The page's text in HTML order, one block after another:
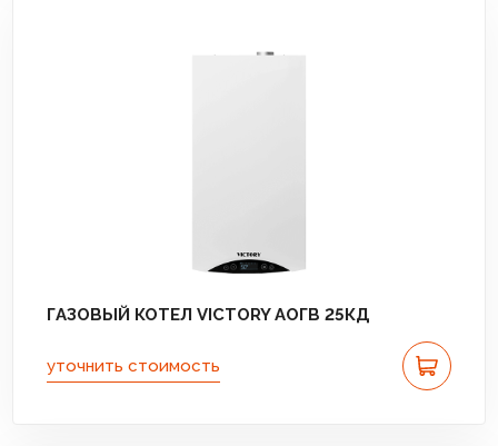
ГАЗОВЫЙ КОТЕЛ VICTORY АОГВ 25КД
уточнить стоимость